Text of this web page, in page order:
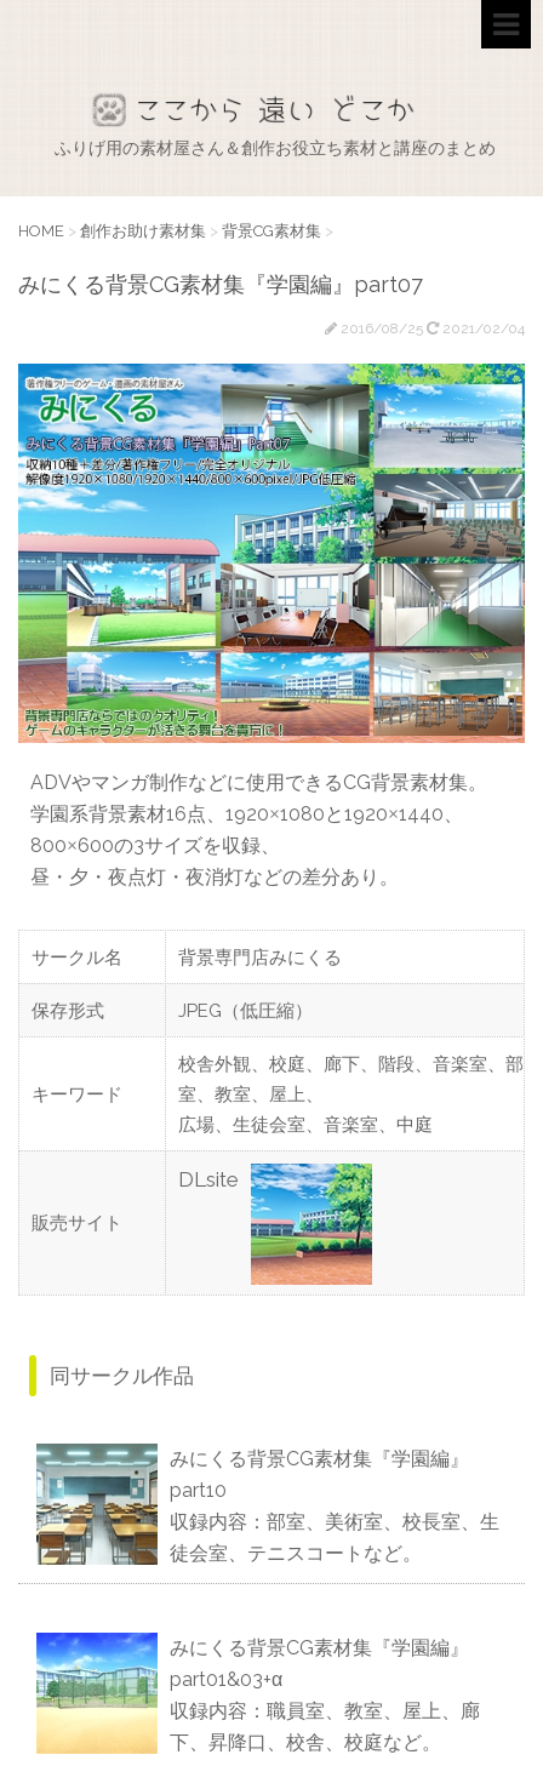
ふりげ用の素材屋さん＆創作お役立ち素材と講座のまとめ
HOME > 創作お助け素材集 > 背景CG素材集 >
みにくる背景CG素材集『学園編』part07
2016/08/25 2021/02/04
ADVやマンガ制作などに使用できるCG背景素材集。
学園系背景素材16点、1920×1080と1920×1440、
800×600の3サイズを収録、
昼・夕・夜点灯・夜消灯などの差分あり。
サークル名 背景専門店みにくる
保存形式 JPEG（低圧縮）
キーワード
校舎外観、校庭、廊下、階段、音楽室、部
室、教室、屋上、
広場、生徒会室、音楽室、中庭
販売サイト
DLsite
同サークル作品
みにくる背景CG素材集『学園編』
part10
収録内容：部室、美術室、校長室、生
徒会室、テニスコートなど。
みにくる背景CG素材集『学園編』
part01&03+α
収録内容：職員室、教室、屋上、廊
下、昇降口、校舎、校庭など。